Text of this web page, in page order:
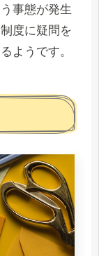
事態が発生
度に疑問を
ようです。